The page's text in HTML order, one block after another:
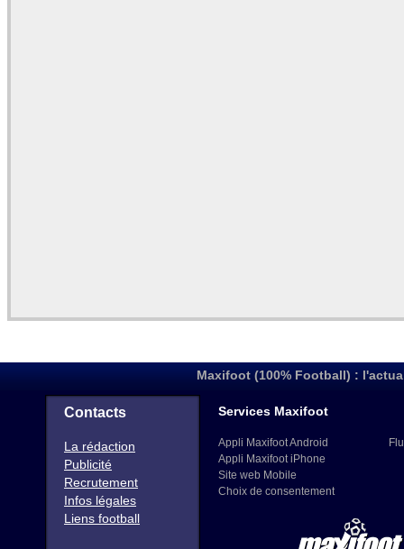
Maxifoot (100% Football) :
Contacts
La rédaction
Publicité
Recrutement
Infos légales
Liens football
Services Maxifoot
Appli Maxifoot Android
Appli Maxifoot iPhone
Site web Mobile
Choix de consentement